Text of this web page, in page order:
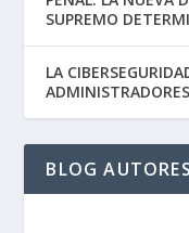
SUPREMO
LA
ADMINISTRADORES
BLOG AUTORES